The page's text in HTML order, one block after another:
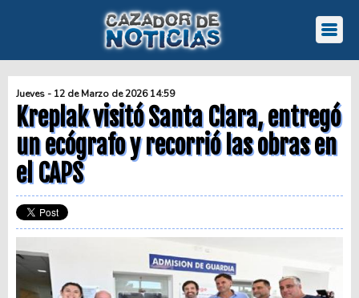
Jueves - 12 de Marzo de 2026 14:59
Kreplak visitó Santa Clara, entregó
un ecógrafo y recorrió las obras en
el CAPS